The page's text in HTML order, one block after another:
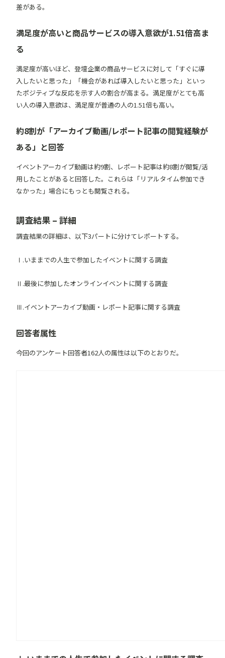
差がある。
満足度が高いと商品サービスの導入意欲が1.51倍高ま
る
満足度が高いほど、登壇企業の商品サービスに対して「すぐに導
入したいと思った」「機会があれば導入したいと思った」といっ
たポジティブな反応を示す人の割合が高まる。満足度がとても高
い人の導入意欲は、満足度が普通の人の1.51倍も高い。
約8割が「アーカイブ動画/レポート記事の閲覧経験が
ある」と回答
イベントアーカイブ動画は約9割、レポート記事は約8割が閲覧/活
用したことがあると回答した。これらは「リアルタイム参加でき
なかった」場合にもっとも閲覧される。
調査結果 – 詳細
調査結果の詳細は、以下3パートに分けてレポートする。
Ⅰ.いままでの人生で参加したイベントに関する調査
Ⅱ.最後に参加したオンラインイベントに関する調査
Ⅲ.イベントアーカイブ動画・レポート記事に関する調査
回答者属性
今回のアンケート回答者162人の属性は以下のとおりだ。